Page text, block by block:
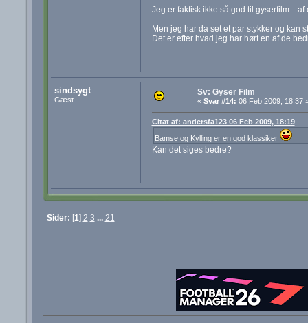
Jeg er faktisk ikke så god til gyserfilm...
Men jeg har da set et par stykker og kan
Det er efter hvad jeg har hørt en af de
sindsygt
Gæst
Sv: Gyser Film
« Svar #14: 06 Feb 2009, 18:37
Citat af: andersfa123 06 Feb 2009, 18:19
Bamse og Kylling er en god klassiker
Kan det siges bedre?
Sider: [1] 2 3 ... 21